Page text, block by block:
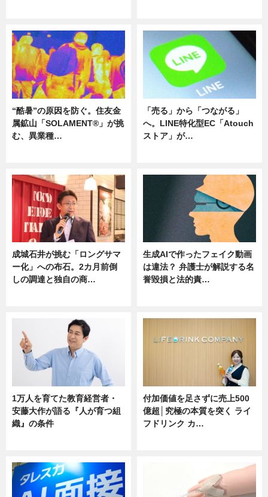
“酷暑”の原因を防ぐ。住友金
属鉱山「SOLAMENT®」が挑
む、異業種…
「売る」から「つながる」
へ。LINE特化型EC「Atouch
ストア」が…
成城石井が挑む「ロングサマ
ー化」への布石。2カ月前倒
しの調達と独自の商…
生成AIで作ったフェイク動画
は違法？ 弁護士が解説する名
誉毀損と法的責…
1万人を育てた教育経営者・
安藤大作が語る『人が育つ組
織』の条件
付加価値を足さずに売上500
億超│究極の本質を突く ライ
フドリンク カ…